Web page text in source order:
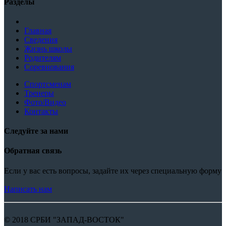
Главная
Сведения
Жизнь школы
Родителям
Соревнования
Спортсменам
Тренеры
Фото/Видео
Контакты
Следуйте за нами
Обратная связь
Если у вас есть вопросы, задайте их через специальную форму
Написать нам
© 2018 СРБИ "ЗАПАД-ВОСТОК"